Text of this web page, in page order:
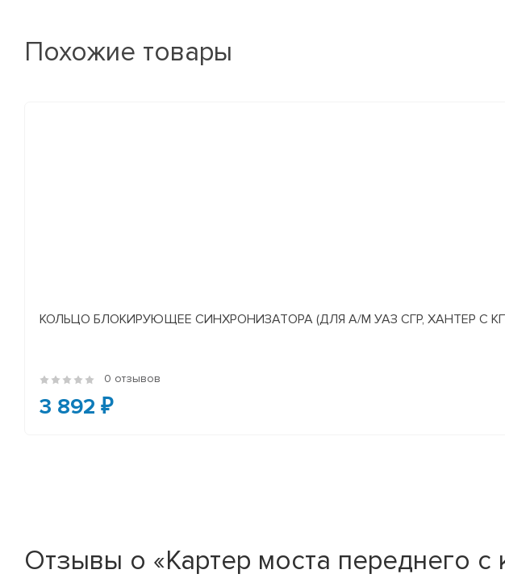
Похожие товары
КОЛЬЦО БЛОКИРУЮЩЕЕ СИНХРОНИЗАТОРА (ДЛЯ А/М УАЗ СГР, ХАНТЕР С
0 отзывов
3 892 ₽
Отзывы о «Картер моста переднего